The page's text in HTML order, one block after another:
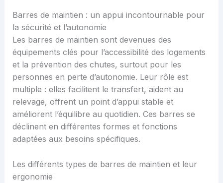
Barres de maintien : un appui incontournable pour
la sécurité et l’autonomie
Les barres de maintien sont devenues des
équipements clés pour l’accessibilité des logements
et la prévention des chutes, surtout pour les
personnes en perte d’autonomie. Leur rôle est
multiple : elles facilitent le transfert, aident au
relevage, offrent un point d’appui stable et
améliorent l’équilibre au quotidien. Ces barres se
déclinent en différentes formes et fonctions
adaptées aux besoins spécifiques.
Les différents types de barres de maintien et leur
ergonomie